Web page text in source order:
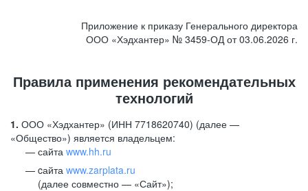
Приложение к приказу Генерального директора
ООО «Хэдхантер» № 3459-ОД от 03.06.2026 г.
Правила применения рекомендательных
технологий
1. ООО «Хэдхантер» (ИНН 7718620740) (далее —
«Общество») является владельцем:
сайта www.hh.ru
cайта www.zarplata.ru
(далее совместно — «Сайт»);